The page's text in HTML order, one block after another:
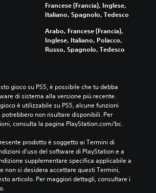
Francese (Francia), Inglese,
Italiano, Spagnolo, Tedesco
Arabo, Francese (Francia),
Inglese, Italiano, Polacco,
Russo, Spagnolo, Tedesco
gioco su PS5, è possibile che tu debba
di sistema alla versione più recente.
è utilizzabile su PS5, alcune funzioni
potrebbero non risultare disponibili. Per
consulta la pagina PlayStation.com/bc.
prodotto è soggetto ai Termini di
d'uso del software di PlayStation e a
supplementare specifica applicabile a
non si desidera accettare questi Termini,
articolo. Per maggiori dettagli, consultare i